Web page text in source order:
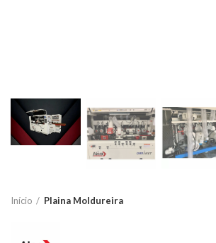
Início Plaina Moldureira